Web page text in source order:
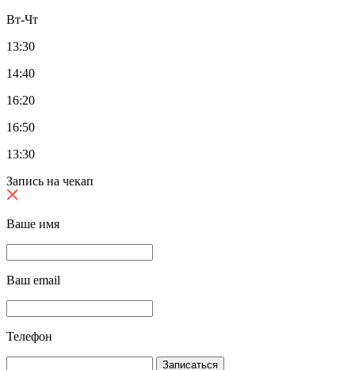
Вт-Чт
13:30
14:40
16:20
16:50
13:30
Запись на чекап
Ваше имя
Ваш email
Телефон